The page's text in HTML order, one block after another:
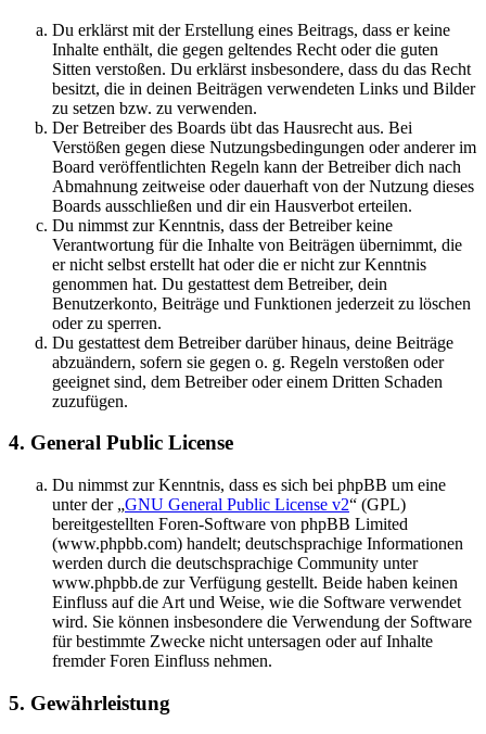
Du erklärst mit der Erstellung eines Beitrags, dass er keine
Inhalte enthält, die gegen geltendes Recht oder die guten
Sitten verstoßen. Du erklärst insbesondere, dass du das Recht
besitzt, die in deinen Beiträgen verwendeten Links und Bilder
zu setzen bzw. zu verwenden.
Der Betreiber des Boards übt das Hausrecht aus. Bei
Verstößen gegen diese Nutzungsbedingungen oder anderer im
Board veröffentlichten Regeln kann der Betreiber dich nach
Abmahnung zeitweise oder dauerhaft von der Nutzung dieses
Boards ausschließen und dir ein Hausverbot erteilen.
Du nimmst zur Kenntnis, dass der Betreiber keine
Verantwortung für die Inhalte von Beiträgen übernimmt, die
er nicht selbst erstellt hat oder die er nicht zur Kenntnis
genommen hat. Du gestattest dem Betreiber, dein
Benutzerkonto, Beiträge und Funktionen jederzeit zu löschen
oder zu sperren.
Du gestattest dem Betreiber darüber hinaus, deine Beiträge
abzuändern, sofern sie gegen o. g. Regeln verstoßen oder
geeignet sind, dem Betreiber oder einem Dritten Schaden
zuzufügen.
4. General Public License
Du nimmst zur Kenntnis, dass es sich bei phpBB um eine
unter der „GNU General Public License v2“ (GPL)
bereitgestellten Foren-Software von phpBB Limited
(www.phpbb.com) handelt; deutschsprachige Informationen
werden durch die deutschsprachige Community unter
www.phpbb.de zur Verfügung gestellt. Beide haben keinen
Einfluss auf die Art und Weise, wie die Software verwendet
wird. Sie können insbesondere die Verwendung der Software
für bestimmte Zwecke nicht untersagen oder auf Inhalte
fremder Foren Einfluss nehmen.
5. Gewährleistung